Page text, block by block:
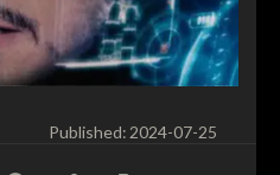
Published: 2024-07-25